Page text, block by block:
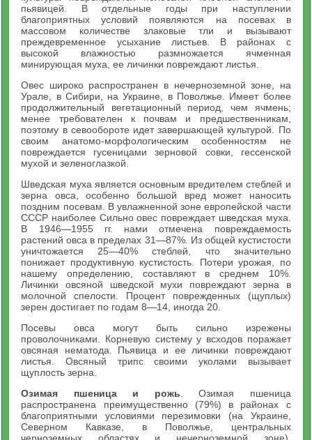
пьявицей. В отдельные годы при наступлении
благоприятных условий появляются на посевах в
массовом количестве злаковые тли и вызывают
преждевременное усыхание листьев. В районах с
высокой влажностью размножается ячменная
минирующая муха, ее личинки повреждают листья.
Овес широко распространен в нечерноземной зоне, на
Урале, в Сибири, на Украине, в Поволжье. Имеет более
продолжительный вегетационный период, чем ячмень;
менее требователен к почвам и предшественникам,
поэтому в севообороте идет завершающей культурой. По
своим анатомо-морфологическим особенностям не
повреждается гусеницами зерновой совки, гессенской
мухой и зеленоглазкой.
Шведская муха является основным вредителем стеблей и
зерна овса, особенно большой вред может наносить
поздним посевам. В увлажненной зоне европейской части
СССР наиболее Сильно овес повреждает шведская муха.
В 1946—1955 гг. нами отмечена повреждаемость
растений овса в пределах 31—87%. Из общей кустистости
уничтожается 25—40% стеблей, что значительно
понижает продуктивную кустистость. Потери урожая, по
нашему определению, составляют в среднем 10%.
Личинки овсяной шведской мухи повреждают зерна в
молочной спелости. Процент поврежденных (щуплых)
зерен достигает по годам 8—14, иногда 20.
Посевы овса могут быть сильно изрежены
проволочниками. Корневую систему у всходов поражает
овсяная нематода. Пьявица и ее личинки повреждают
листья. Овсяный трипс своими уколами вызывает
щуплость зерна.
Озимая пшеница и рожь . Озимая пшеница
распространена преимущественно (79%) в районах с
благоприятными условиями перезимовки (на Украине,
Северном Кавказе, в Поволжье, центральных